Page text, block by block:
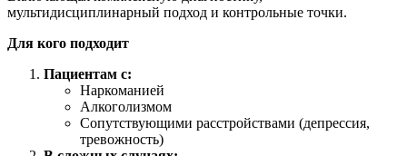
мультидисциплинарный подход и контрольные точки.
Для кого подходит
Пациентам с:
Наркоманией
Алкоголизмом
Сопутствующими расстройствами (депрессия,
тревожность)